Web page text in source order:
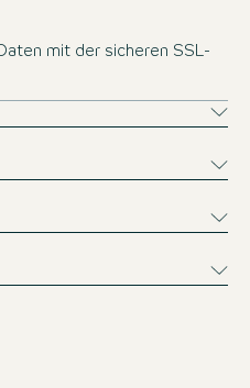
mit der sicheren SSL-
Store